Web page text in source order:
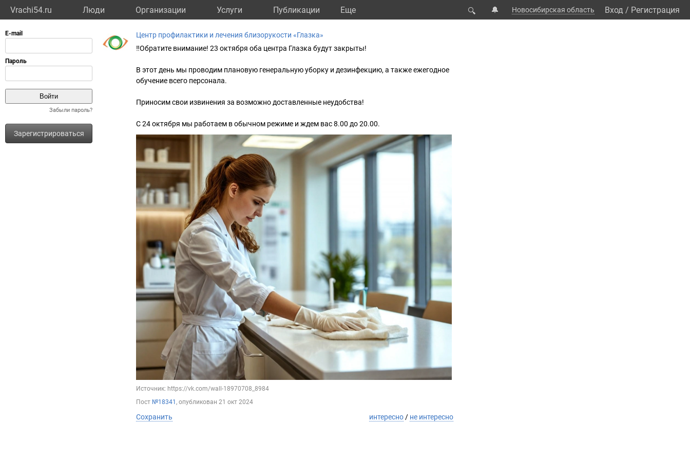
Vrachi54.ru Люди Организации Услуги Публикации Eще 🔍 🔔 Новосибирская область Вход / Регистрация
Забыли пароль?
Зарегистрироваться
Центр профилактики и лечения близорукости «Глазка»
‼Обратите внимание! 23 октября оба центра Глазка будут закрыты!
В этот день мы проводим плановую генеральную уборку и дезинфекцию, а также ежегодное
обучение всего персонала.
Приносим свои извинения за возможно доставленные неудобства!
С 24 октября мы работаем в обычном режиме и ждем вас 8.00 до 20.00.
Источник: https://vk.com/wall-18970708_8984
Пост №18341 , опубликован 21 окт 2024
Сохранить интересно / не интересно